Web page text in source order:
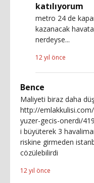
katılıyorum
metro 24 de
kazanacak
nerdeyse...
12 yıl önce
Bence
Maliyeti biraz daha
http://
yuzer-gecis-onerdi/
i büyüterek 3
riskine girmeden
cözülebilirdi
12 yıl önce